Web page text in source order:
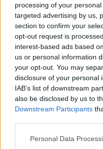
processing of your
targeted advertising by us,
section to confirm your
opt-out request is
interest-based ads based
us or personal information
your opt-out. You may
disclosure of your personal
IAB’s list of downstream
also be disclosed by us to
Downstream Participants
Please note that this
Personal Data
Σημειώνεται ότι η
είχαν λίγες κοινωνικές
γνώριζαν τι
αστυνομικούς να
τσακωμούς και